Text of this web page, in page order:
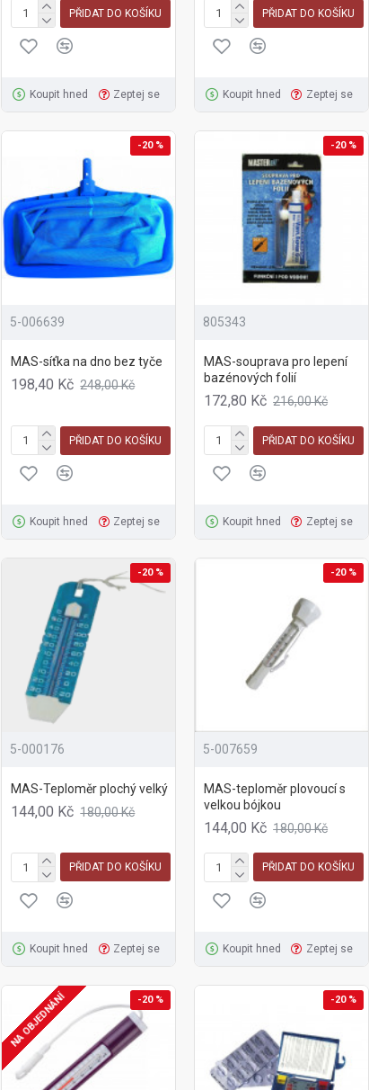
PŘIDAT DO KOŠÍKU
Koupit hned Zeptej se
PŘIDAT DO KOŠÍKU
Koupit hned Zeptej se
-20 %
5-006639
MAS-síťka na dno bez tyče
198,40 Kč 248,00 Kč
PŘIDAT DO KOŠÍKU
Koupit hned Zeptej se
-20 %
805343
MAS-souprava pro lepení
bazénových folií
172,80 Kč 216,00 Kč
PŘIDAT DO KOŠÍKU
Koupit hned Zeptej se
-20 %
5-000176
MAS-Teploměr plochý velký
144,00 Kč 180,00 Kč
PŘIDAT DO KOŠÍKU
Koupit hned Zeptej se
-20 %
5-007659
MAS-teploměr plovoucí s
velkou bójkou
144,00 Kč 180,00 Kč
PŘIDAT DO KOŠÍKU
Koupit hned Zeptej se
-20 %
NA OBJEDNÁNÍ -20 %